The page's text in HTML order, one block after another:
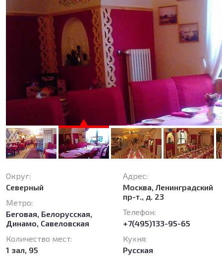
Округ:
Северный
Метро:
Беговая, Белорусская,
Динамо, Савеловская
Количество мест:
1 зал, 95
Адрес:
Москва, Ленинградский
пр-т., д. 23
Телефон:
+7(495)133-95-65
Кухня:
Русская